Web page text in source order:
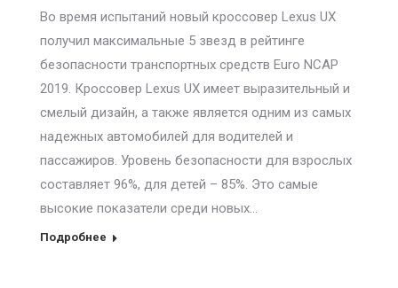
Во время испытаний новый кроссовер Lexus UX
получил максимальные 5 звезд в рейтинге
безопасности транспортных средств Euro NCAP
2019. Кроссовер Lexus UX имеет выразительный и
смелый дизайн, а также является одним из самых
надежных автомобилей для водителей и
пассажиров. Уровень безопасности для взрослых
составляет 96%, для детей – 85%. Это самые
высокие показатели среди новых…
Подробнее